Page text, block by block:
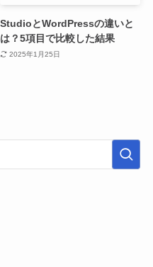
StudioとWordPressの違いと
は？5項目で比較した結果
2025年1月25日